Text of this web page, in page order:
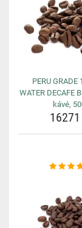
PERU GRADE
WATER DECAFE
kávé,